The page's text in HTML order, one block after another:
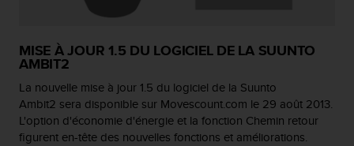
MISE À JOUR 1.5 DU LOGICIEL DE LA SUUNTO
AMBIT2
La nouvelle mise à jour 1.5 du logiciel de la Suunto
Ambit2 sera disponible sur Movescount.com le 29 août 2013.
L'option d'économie d'énergie et la fonction Chemin retour
figurent en-tête des nouvelles fonctions et améliorations.